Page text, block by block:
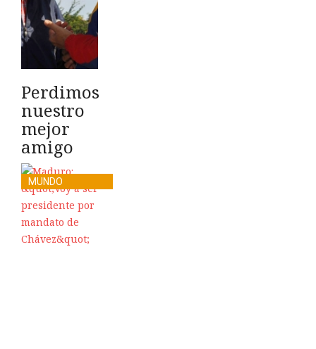
Perdimos
nuestro
mejor
amigo
MUNDO